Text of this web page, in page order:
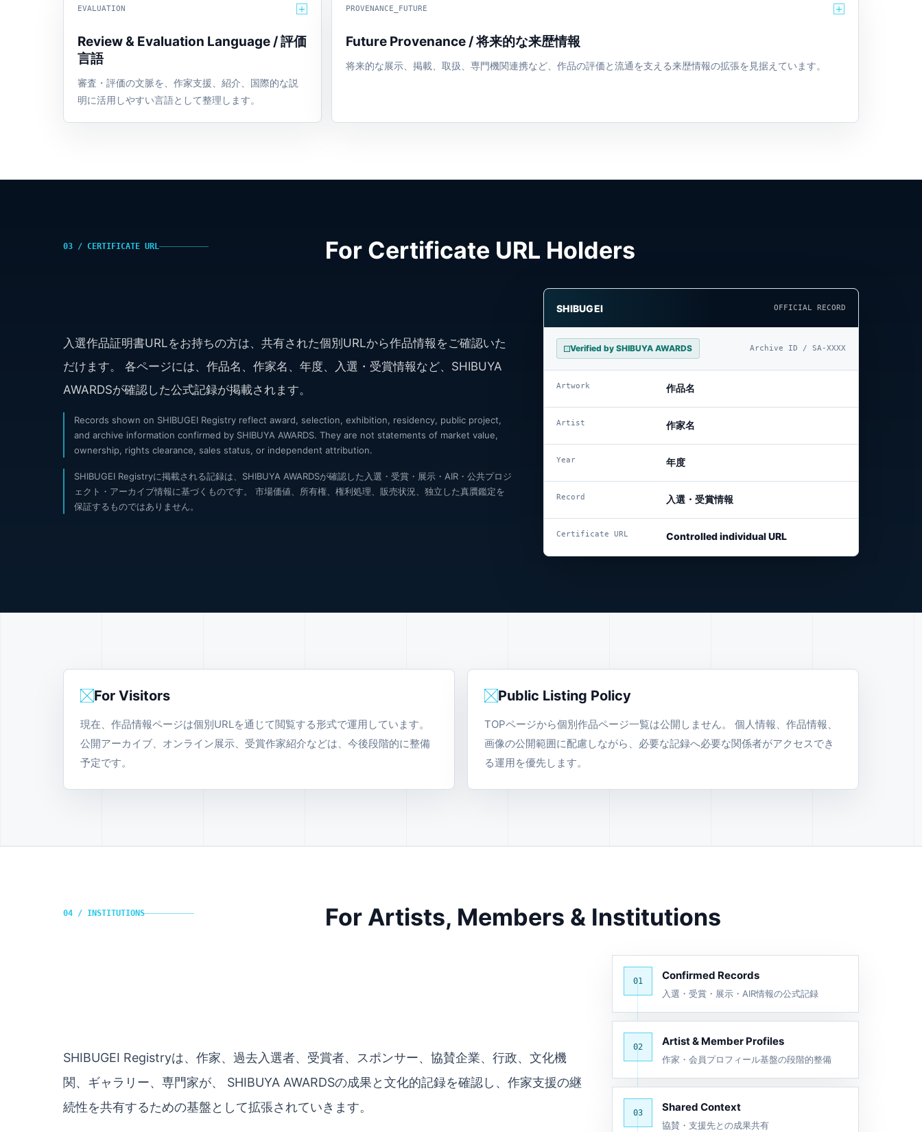
EVALUATION
Review & Evaluation Language / 評価
言語
審査・評価の文脈を、作家支援、紹介、国際的な説
明に活用しやすい言語として整理します。
PROVENANCE_FUTURE
Future Provenance / 将来的な来歴情報
将来的な展示、掲載、取扱、専門機関連携など、作品の評価と流通を支える来歴情報の拡張を見据えています。
03 / CERTIFICATE URL For Certificate URL Holders
入選作品証明書URLをお持ちの方は、共有された個別URLから作品情報をご確認いた
だけます。 各ページには、作品名、作家名、年度、入選・受賞情報など、SHIBUYA
AWARDSが確認した公式記録が掲載されます。
Records shown on SHIBUGEI Registry reflect award, selection, exhibition, residency, public project,
and archive information confirmed by SHIBUYA AWARDS. They are not statements of market value,
ownership, rights clearance, sales status, or independent attribution.
SHIBUGEI Registryに掲載される記録は、SHIBUYA AWARDSが確認した入選・受賞・展示・AIR・公共プロジ
ェクト・アーカイブ情報に基づくものです。 市場価値、所有権、権利処理、販売状況、独立した真贋鑑定を
保証するものではありません。
SHIBUGEI OFFICIAL RECORD
Verified by SHIBUYA AWARDS Archive ID / SA-XXXX
Artwork 作品名
Artist 作家名
Year 年度
Record 入選・受賞情報
Certificate URL Controlled individual URL
For Visitors
現在、作品情報ページは個別URLを通じて閲覧する形式で運用しています。
公開アーカイブ、オンライン展示、受賞作家紹介などは、今後段階的に整備
予定です。
Public Listing Policy
TOPページから個別作品ページ一覧は公開しません。 個人情報、作品情報、
画像の公開範囲に配慮しながら、必要な記録へ必要な関係者がアクセスでき
る運用を優先します。
04 / INSTITUTIONS For Artists, Members & Institutions
SHIBUGEI Registryは、作家、過去入選者、受賞者、スポンサー、協賛企業、行政、文化機
関、ギャラリー、専門家が、 SHIBUYA AWARDSの成果と文化的記録を確認し、作家支援の継
続性を共有するための基盤として拡張されていきます。
01 Confirmed Records
入選・受賞・展示・AIR情報の公式記録
02 Artist & Member Profiles
作家・会員プロフィール基盤の段階的整備
03 Shared Context
協賛・支援先との成果共有